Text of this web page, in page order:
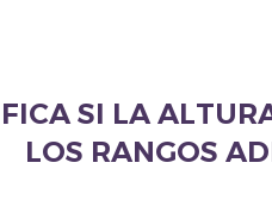
SI LA
LOS RANGOS